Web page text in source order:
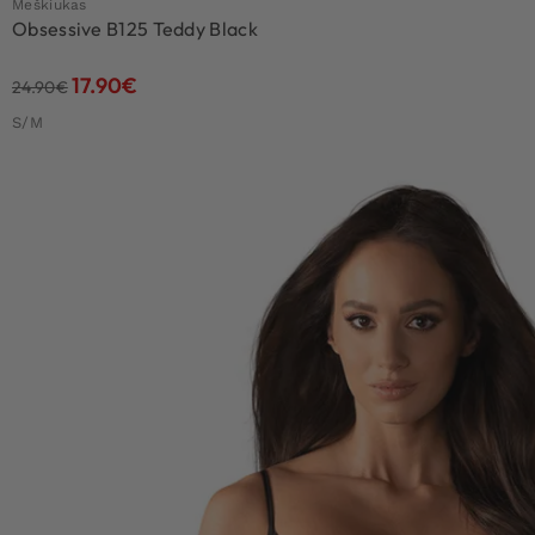
Meškiukas
Obsessive B125 Teddy Black
24.90€17.90€
S/M